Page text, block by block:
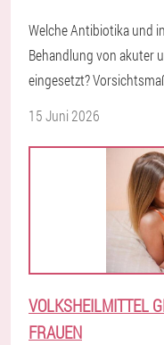
Welche Antibiotika und
Behandlung von akuter
eingesetzt?
15 Juni 2026
VOLKSHEILMITTEL
FRAUEN